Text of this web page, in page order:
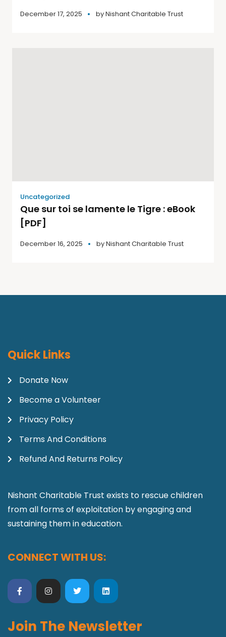
December 17, 2025 byNishant Charitable Trust
Uncategorized
Que sur toi se lamente le Tigre : eBook
[PDF]
December 16, 2025 byNishant Charitable Trust
Quick Links
Donate Now
Become a Volunteer
Privacy Policy
Terms And Conditions
Refund And Returns Policy
Nishant Charitable Trust exists to rescue children
from all forms of exploitation by engaging and
sustaining them in education.
CONNECT WITH US:
Join The Newsletter